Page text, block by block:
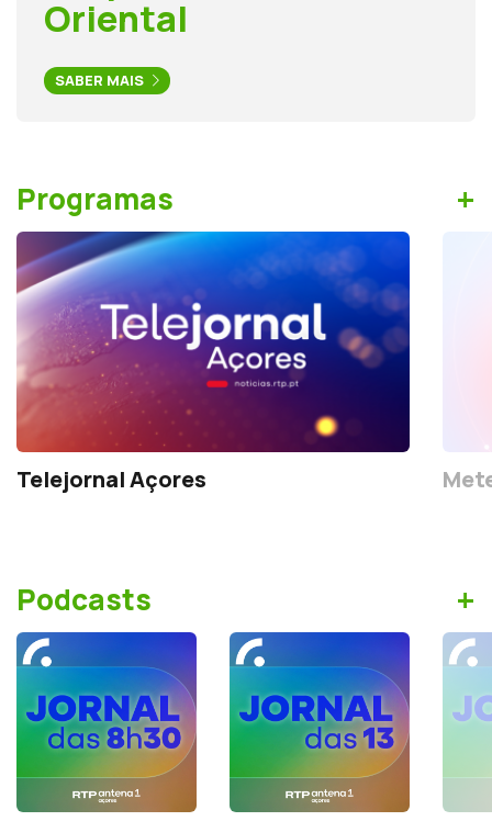
Oriental
SABER MAIS
Programas +
Telejornal Açores
Podcasts +